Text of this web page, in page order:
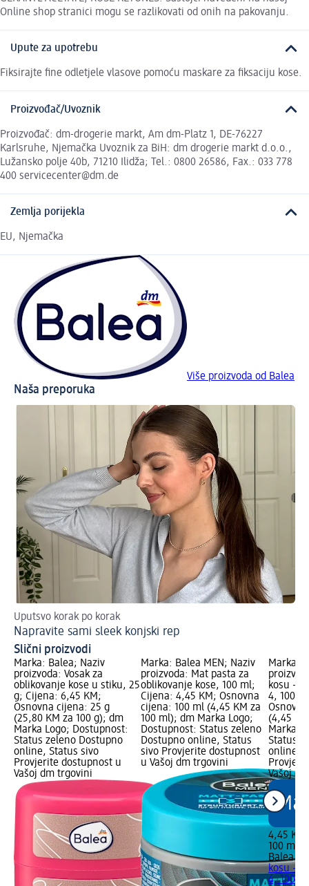
Online shop stranici mogu se razlikovati od onih na pakovanju.
Upute za upotrebu
Fiksirajte fine odletjele vlasove pomoću maskare za fiksaciju kose.
Proizvođač/Uvoznik
Proizvođač: dm-drogerie markt, Am dm-Platz 1, DE-76227
Karlsruhe, Njemačka Uvoznik za BiH: dm drogerie markt d.o.o.,
Lužansko polje 40b, 71210 Ilidža; Tel.: 0800 26586, Fax.: 033 778
400 servicecenter@dm.de
Zemlja porijekla
EU, Njemačka
Više proizvoda od Balea
Naša preporuka
Uputsvo korak po korak
Napravite sami sleek konjski rep
Slični proizvodi
Marka: Balea; Naziv
proizvoda: Vosak za
oblikovanje kose u stiku, 25
g; Cijena: 6,45 KM;
Osnovna cijena: 25 g
(25,80 KM za 100 g); dm
Marka Logo; Dostupnost:
Status zeleno Dostupno
online, Status sivo
Provjerite dostupnost u
Vašoj dm trgovini
Marka: Balea MEN; Naziv
proizvoda: Mat pasta za
oblikovanje kose, 100 ml;
Cijena: 4,45 KM; Osnovna
cijena: 100 ml (4,45 KM za
100 ml); dm Marka Logo;
Dostupnost: Status zeleno
Dostupno online, Status
sivo Provjerite dostupnost
u Vašoj dm trgovini
Marka:
kosu –
4, 100
(4,45
Marka
Status
online,
Vašoj
4,45 KM
100 ml
Balea
kosu –
4, 100 ml